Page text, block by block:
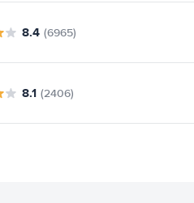
8.4 (6965)
8.1 (2406)